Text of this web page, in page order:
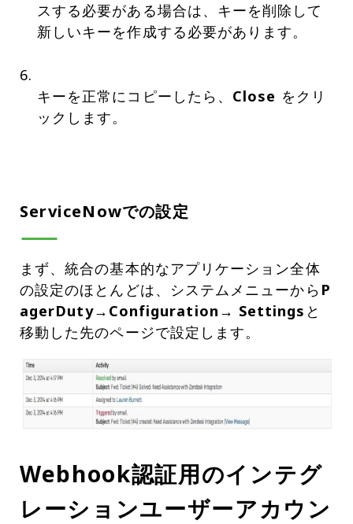
スする必要がある場合は、キーを削除して
新しいキーを作成する必要があります。
キーを正常にコピーしたら、 Close をクリ
ックします。
ServiceNowでの設定
まず、統合の基本的なアプリケーション全体
の設定のほとんどは、システムメニューから P
agerDuty→Configuration→ Settings と
移動した先のページで設定します。
Webhook認証用のインテグ
レーションユーザーアカウン